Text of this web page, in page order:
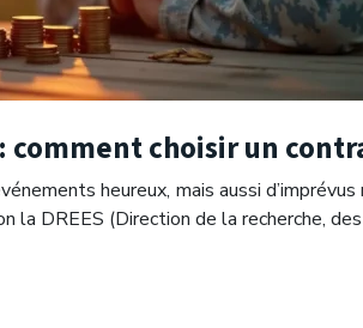
comment choisir un
heureux, mais aussi
la DREES (Direction de la recherche,